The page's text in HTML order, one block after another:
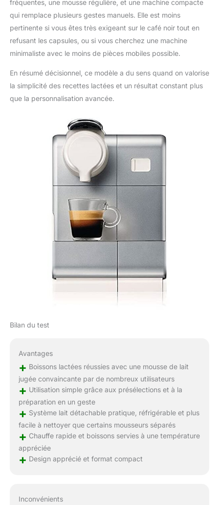
fréquentes, une mousse régulière, et une machine compacte
qui remplace plusieurs gestes manuels. Elle est moins
pertinente si vous êtes très exigeant sur le café noir tout en
refusant les capsules, ou si vous cherchez une machine
minimaliste avec le moins de pièces mobiles possible.
En résumé décisionnel, ce modèle a du sens quand on valorise
la simplicité des recettes lactées et un résultat constant plus
que la personnalisation avancée.
Bilan du test
Avantages
+ Boissons lactées réussies avec une mousse de lait
jugée convaincante par de nombreux utilisateurs
+ Utilisation simple grâce aux présélections et à la
préparation en un geste
+ Système lait détachable pratique, réfrigérable et plus
facile à nettoyer que certains mousseurs séparés
+ Chauffe rapide et boissons servies à une température
appréciée
+ Design apprécié et format compact
Inconvénients